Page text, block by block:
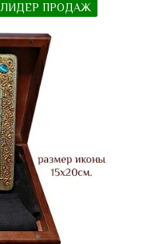
ЛИДЕР ПРОДАЖ